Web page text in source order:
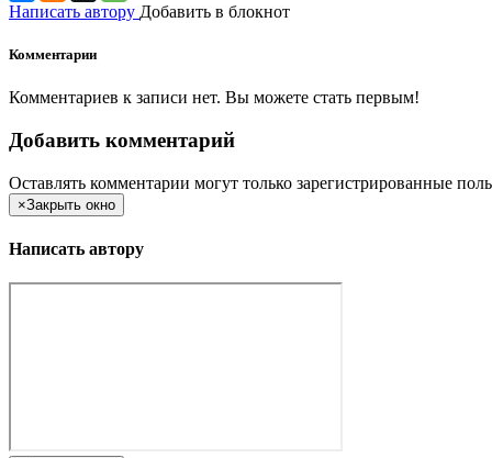
Написать автору Добавить в блокнот
Комментарии
Комментариев к записи нет. Вы можете стать первым!
Добавить комментарий
Оставлять комментарии могут только зарегистрированные
×Закрыть окно
Написать автору